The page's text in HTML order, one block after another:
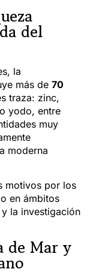
del
la
más de 70
traza: zinc,
yodo, entre
muy
moderna
motivos por los
en ámbitos
la investigación
de Mar y